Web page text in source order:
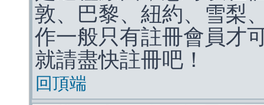
敦、巴黎、紐約、雪梨
作一般只有註冊會員才
就請盡快註冊吧！
回頂端